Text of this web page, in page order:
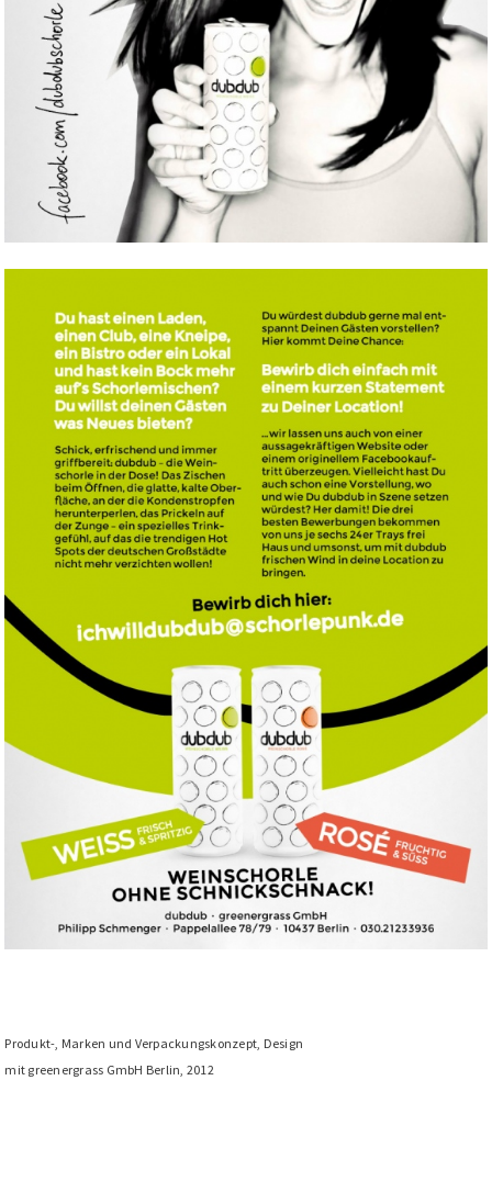
Produkt-, Marken und Verpackungskonzept, Design
mit greenergrass GmbH Berlin, 2012